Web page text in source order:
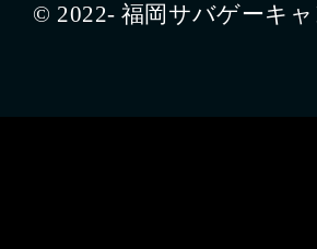
© 2022- 福岡サバゲーキ